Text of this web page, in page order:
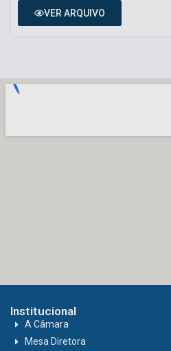
VER ARQUIVO
Institucional
A Câmara
Mesa Diretora